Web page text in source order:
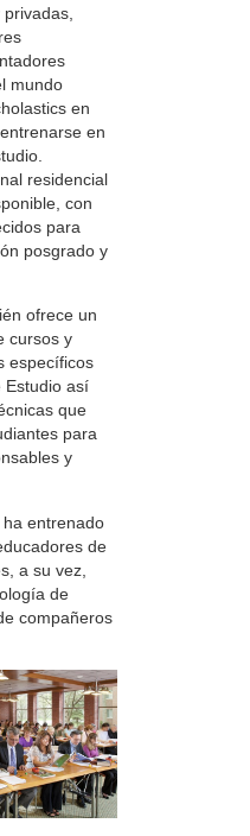
mundo
en
en
residencial
con
para
posgrado y
ofrece un
cursos y
específicos
Estudio así
que
para
y
entrenado
de
a su vez,
de
compañeros